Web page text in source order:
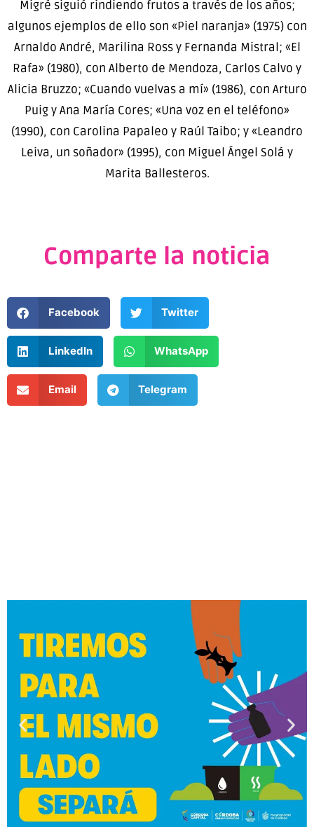
Migré siguió rindiendo frutos a través de los años;
algunos ejemplos de ello son «Piel naranja» (1975) con
Arnaldo André, Marilina Ross y Fernanda Mistral; «El
Rafa» (1980), con Alberto de Mendoza, Carlos Calvo y
Alicia Bruzzo; «Cuando vuelvas a mí» (1986), con Arturo
Puig y Ana María Cores; «Una voz en el teléfono»
(1990), con Carolina Papaleo y Raúl Taibo; y «Leandro
Leiva, un soñador» (1995), con Miguel Ángel Solá y
Marita Ballesteros.
Comparte la noticia
Facebook Twitter
LinkedIn WhatsApp
Email Telegram